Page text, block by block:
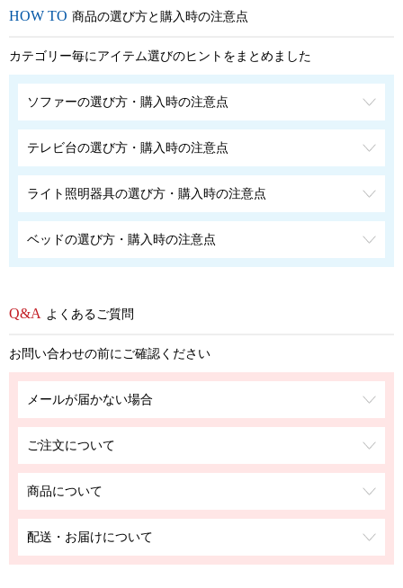
商品の選び方と購入時の注意点
カテゴリー毎にアイテム選びのヒントをまとめました
ソファーの選び方・購入時の注意点
テレビ台の選び方・購入時の注意点
ライト照明器具の選び方・購入時の注意点
ベッドの選び方・購入時の注意点
よくあるご質問
お問い合わせの前にご確認ください
メールが届かない場合
ご注文について
商品について
配送・お届けについて